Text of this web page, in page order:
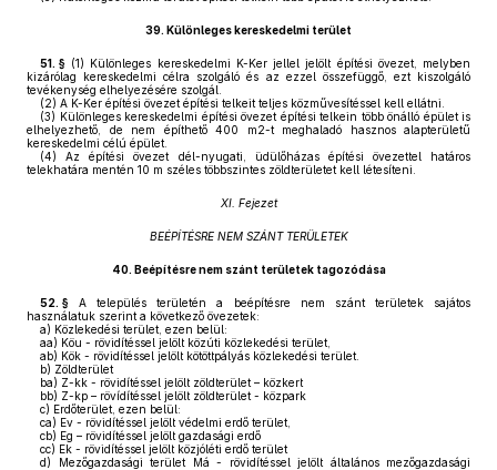
39. Különleges kereskedelmi terület
51. § (1) Különleges kereskedelmi K-Ker jellel jelölt építési övezet, melyben
kizárólag kereskedelmi célra szolgáló és az ezzel összefüggő, ezt kiszolgáló
tevékenység elhelyezésére szolgál.
(2) A K-Ker építési övezet építési telkeit teljes közművesítéssel kell ellátni.
(3) Különleges kereskedelmi építési övezet építési telkein több önálló épület is
elhelyezhető, de nem építhető 400 m2-t meghaladó hasznos alapterületű
kereskedelmi célú épület.
(4) Az építési övezet dél-nyugati, üdülőházas építési övezettel határos
telekhatára mentén 10 m széles többszintes zöldterületet kell létesíteni.
XI. Fejezet
BEÉPÍTÉSRE NEM SZÁNT TERÜLETEK
40. Beépítésre nem szánt területek tagozódása
52. § A település területén a beépítésre nem szánt területek sajátos
használatuk szerint a következő övezetek:
a) Közlekedési terület, ezen belül:
aa) Köu - rövidítéssel jelölt közúti közlekedési terület,
ab) Kök - rövidítéssel jelölt kötöttpályás közlekedési terület.
b) Zöldterület
ba) Z-kk - rövidítéssel jelölt zöldterület – közkert
bb) Z-kp – rövídítéssel jelölt zöldterület - közpark
c) Erdőterület, ezen belül:
ca) Ev - rövidítéssel jelölt védelmi erdő terület,
cb) Eg – rövidítéssel jelölt gazdasági erdő
cc) Ek - rövidítéssel jelölt közjóléti erdő terület
d) Mezőgazdasági terület Má - rövidítéssel jelölt általános mezőgazdasági